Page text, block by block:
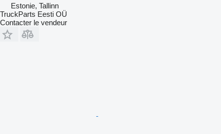
Estonie, Tallinn
TruckParts Eesti OÜ
Contacter le vendeur